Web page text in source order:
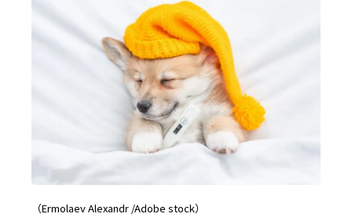
（Ermolaev Alexandr /Adobe stock）